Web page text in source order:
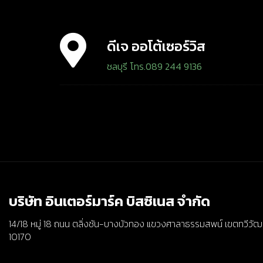
ดีเจ ออโต้เซอร์วิส
ชลบุรี โทร.089 244 9136
บริษัท อินเตอร์มาร์ค บิสซิเนส จำกัด
14/18 หมู่ 18 ถนน ตลิ่งชัน-บางบัวทอง แขวงศาลาธรรมสพน์ เขตทวีวั
10170